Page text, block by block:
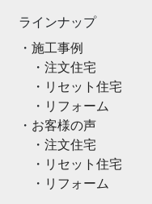
ラインナップ
施工事例
注文住宅
リセット住宅
リフォーム
お客様の声
注文住宅
リセット住宅
リフォーム